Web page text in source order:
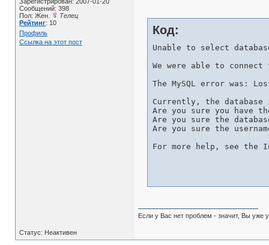
Сообщений: 398
Пол: Жен.
Телец
Рейтинг: 10
Профиль
Ссылка на этот пост
Код:
Unable to select
We were able to
The MySQL error was:
Currently, the database
Are you sure you have
Are you sure the
Are you sure the
For more help, see the
Если у Вас нет проблем - значит, Вы уже
Статус: Неактивен